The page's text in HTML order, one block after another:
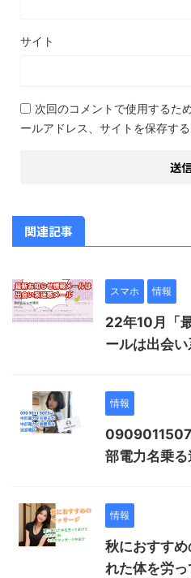
サイト
次回のコメントで使用するた
ールアドレス、サイトを保存する
関連記事
スマホ 情報
22年10月「
ールは出会
情報
部電力名乗
情報
秋におすす
れた体を労